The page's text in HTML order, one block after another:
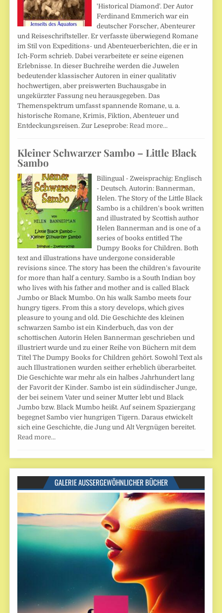
'Historical Diamond'. Der Autor
Ferdinand Emmerich war ein
deutscher Forscher, Abenteurer
und Reiseschriftsteller. Er verfasste überwiegend Romane
im Stil von Expeditions- und Abenteuerberichten, die er in
Ich-Form schrieb. Dabei verarbeitete er seine eigenen
Erlebnisse. In dieser Buchreihe werden die Juwelen
bedeutender klassischer Autoren in einer qualitativ
hochwertigen, aber preiswerten Buchausgabe in
ungekürzter Fassung neu herausgegeben. Das
Themenspektrum umfasst spannende Romane, u. a.
historische Romane, Krimis, Fiktion, Abenteuer und
Entdeckungsreisen. Zur Leseprobe: Read more…
Kleiner Schwarzer Sambo – Little Black
Sambo
Bilingual - Zweisprachig: Englisch
- Deutsch. Autorin: Bannerman,
Helen. The Story of the Little Black
Sambo is a children's book written
and illustrated by Scottish author
Helen Bannerman and is one of a
series of books entitled The
Dumpy Books for Children. Both
text and illustrations have undergone considerable
revisions since. The story has been the children's favourite
for more than half a century. Sambo is a South Indian boy
who lives with his father and mother and is called Black
Jumbo or Black Mumbo. On his walk Sambo meets four
hungry tigers. From this a story develops, which gives
pleasure to young and old. Die Geschichte des kleinen
schwarzen Sambo ist ein Kinderbuch, das von der
schottischen Autorin Helen Bannerman geschrieben und
illustriert wurde und zu einer Reihe von Büchern mit dem
Titel The Dumpy Books for Children gehört. Sowohl Text als
auch Illustrationen wurden seither erheblich überarbeitet.
Die Geschichte war mehr als ein halbes Jahrhundert lang
der Favorit der Kinder. Sambo ist ein südindischer Junge,
der bei seinem Vater und seiner Mutter lebt und Black
Jumbo bzw. Black Mumbo heißt. Auf seinem Spaziergang
begegnet Sambo vier hungrigen Tigern. Daraus etwickelt
sich eine Geschichte, die Jung und Alt Vergnügen bereitet.
Read more…
GALERIE AUSSERGEWÖHNLICHER BÜCHER